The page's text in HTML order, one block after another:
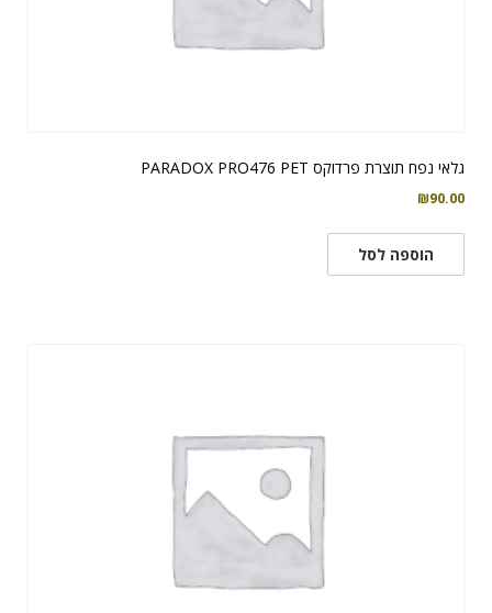
גלאי נפח תוצרת פרדוקס PARADOX PRO476 PET
₪90.00
הוספה לסל